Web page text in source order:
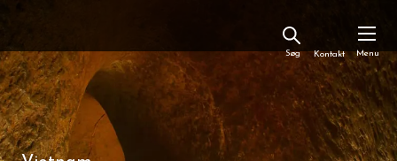
Kontakt